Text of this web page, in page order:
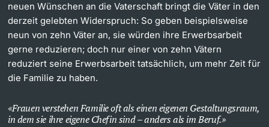
neuen Wünschen an die Vaterschaft bringt die Väter in den
derzeit gelebten Widerspruch: So geben beispielsweise
neun von zehn Väter an, sie würden ihre Erwerbsarbeit
gerne reduzieren; doch nur einer von zehn Vätern
reduziert seine Erwerbsarbeit tatsächlich, um mehr Zeit für
die Familie zu haben.
Frauen verstehen Familie oft als einen eigenen Gestaltungsraum,
in dem sie ihre eigene Chefin sind – anders als im Beruf.